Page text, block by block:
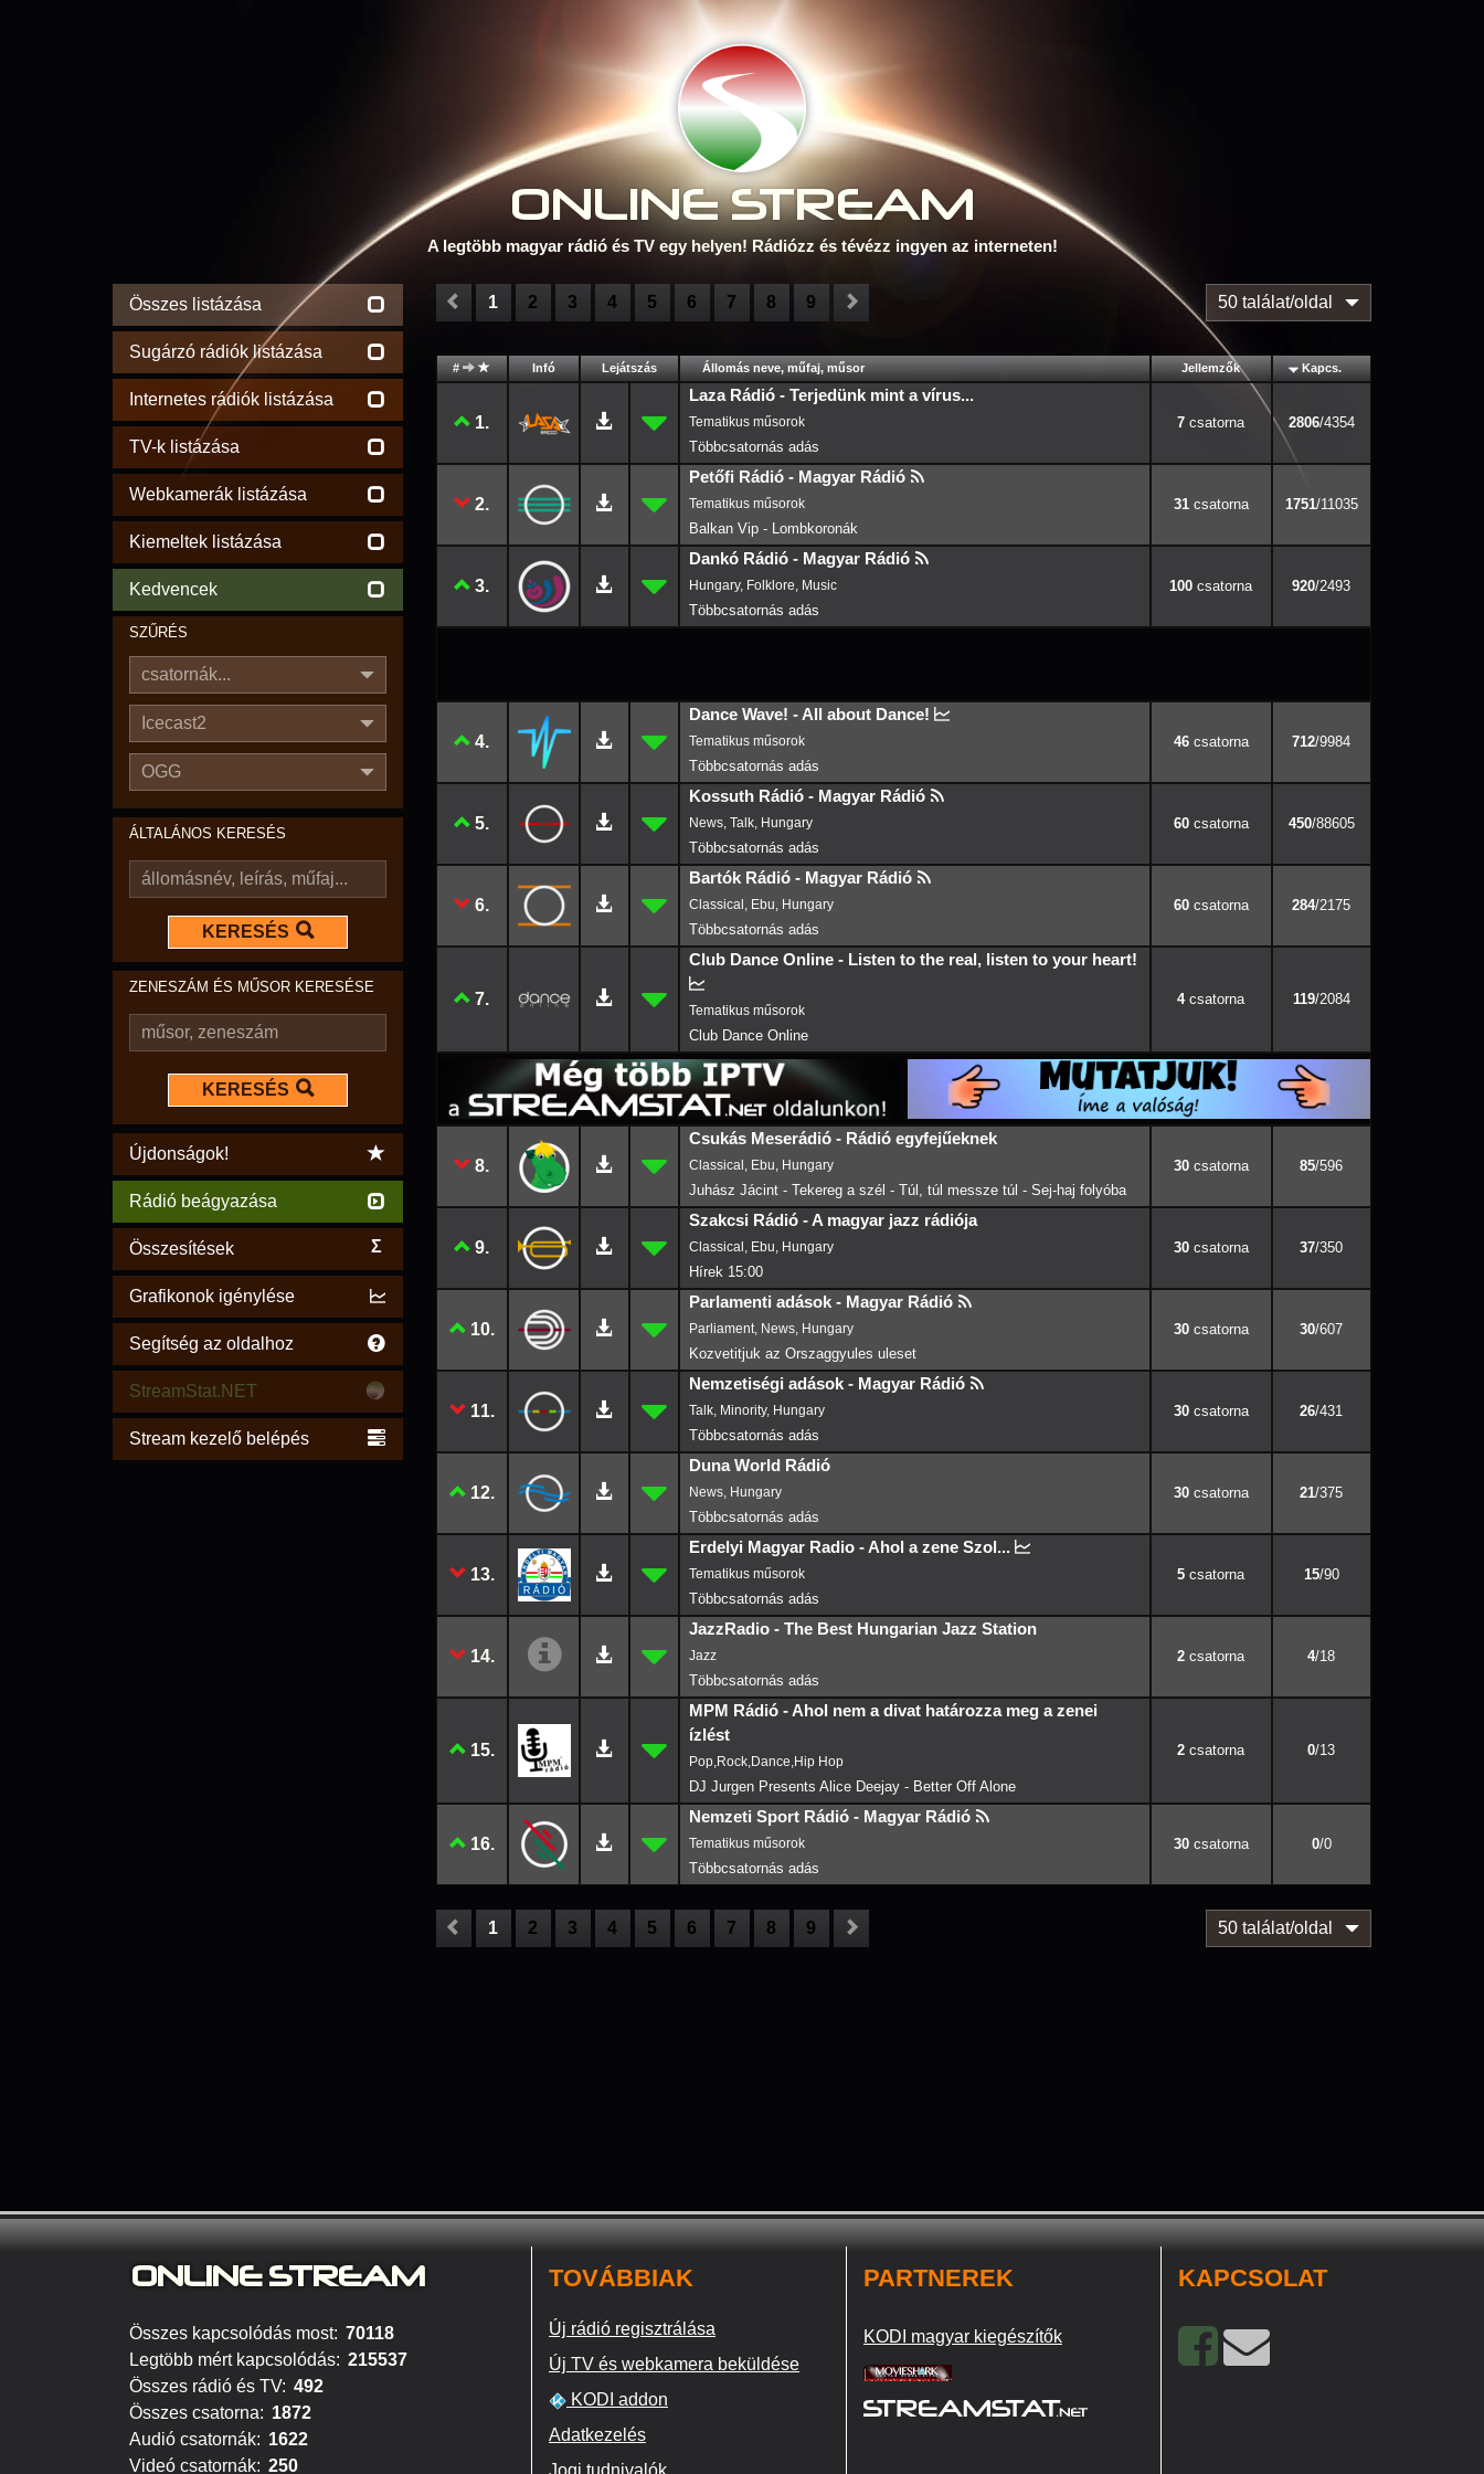
ONLINE STREAM
A legtöbb magyar rádió és TV egy helyen! Rádiózz és tévézz ingyen az interneten!
Összes listázása
Sugárzó rádiók listázása
Internetes rádiók listázása
TV-k listázása
Webkamerák listázása
Kiemeltek listázása
Kedvencek
SZŰRÉS
csatornák...
Icecast2
OGG
ÁLTALÁNOS KERESÉS
KERESÉS
ZENESZÁM ÉS MŰSOR KERESÉSE
KERESÉS
Újdonságok!
Rádió beágyazása
Összesítések Σ
Grafikonok igénylése
Segítség az oldalhoz
StreamStat.NET
Stream kezelő belépés
1 2 3 4 5 6 7 8 9 50 találat/oldal
# Infó Lejátszás Állomás neve, műfaj, műsor Jellemzők Kapcs.
1.
Laza Rádió - Terjedünk mint a vírus...
7 2806/4354
2.
Petőfi Rádió - Magyar Rádió
Balkan Vip - Lombkoronák
31 1751/11035
3.
Dankó Rádió - Magyar Rádió
Hungary, Folklore, Music 100 920/2493
4.
Dance Wave! - All about Dance!
46 712/9984
5.
Kossuth Rádió - Magyar Rádió
News, Talk, Hungary 60 450/88605
6.
Bartók Rádió - Magyar Rádió
Classical, Ebu, Hungary 60 284/2175
7.
Club Dance Online - Listen to the real, listen to your heart!
Club Dance Online
4 119/2084
8.
Csukás Meserádió - Rádió egyfejűeknek
Classical, Ebu, Hungary
Juhász Jácint - Tekereg a szél - Túl, túl messze túl - Sej-haj folyóba
30 85/596
9.
Szakcsi Rádió - A magyar jazz rádiója
Classical, Ebu, Hungary
Hírek 15:00
30 37/350
10.
Parlamenti adások - Magyar Rádió
Parliament, News, Hungary
Kozvetitjuk az Orszaggyules uleset
30 30/607
11.
Nemzetiségi adások - Magyar Rádió
Talk, Minority, Hungary 30 26/431
12.
Duna World Rádió
News, Hungary 30 21/375
13.
Erdelyi Magyar Radio - Ahol a zene Szol...
5 15/90
14.
JazzRadio - The Best Hungarian Jazz Station
Jazz 2 4/18
15.
MPM Rádió - Ahol nem a divat határozza meg a zenei
ízlést
Pop,Rock,Dance,Hip Hop
DJ Jurgen Presents Alice Deejay - Better Off Alone
2 0/13
16.
Nemzeti Sport Rádió - Magyar Rádió
30 0/0
1 2 3 4 5 6 7 8 9 50 találat/oldal
ONLINE STREAM
Összes kapcsolódás most: 70118
Legtöbb mért kapcsolódás: 215537
Összes rádió és TV: 492
Összes csatorna: 1872
Audió csatornák: 1622
Videó csatornák: 250
TOVÁBBIAK
Új rádió regisztrálása
Új TV és webkamera beküldése
KODI addon
Adatkezelés
Jogi tudnivalók
PARTNEREK
KODI magyar kiegészítők
KAPCSOLAT